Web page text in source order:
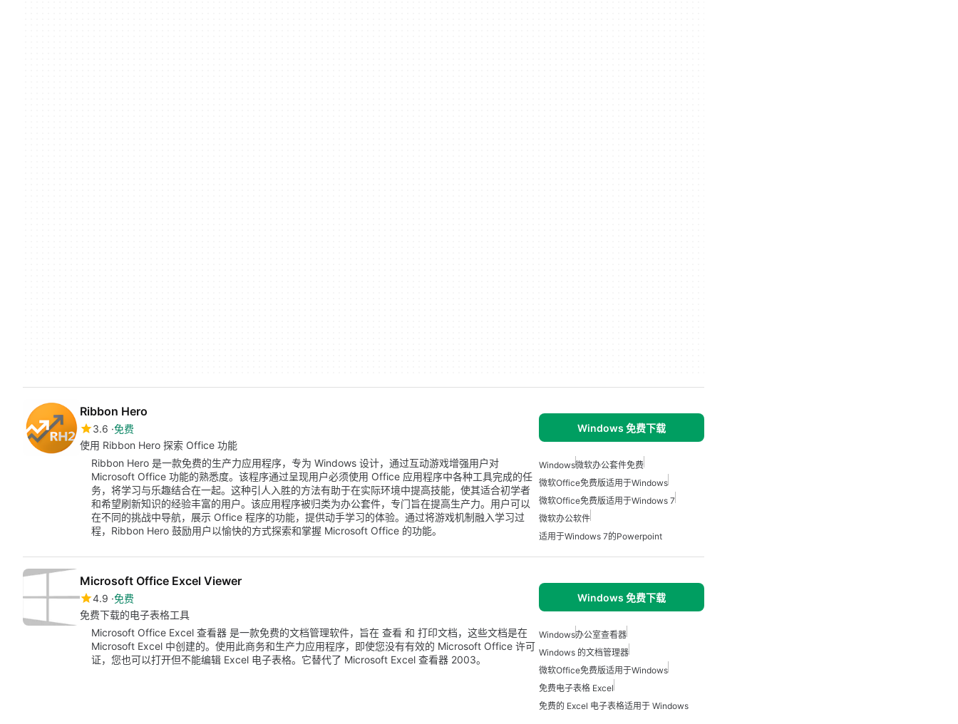
Ribbon Hero
3.6 免费
使用 Ribbon Hero 探索 Office 功能
Windows 免费下载
Ribbon Hero 是一款免费的生产力应用程序，专为 Windows 设计，通过互动游戏增强用户对
Microsoft Office 功能的熟悉度。该程序通过呈现用户必须使用 Office 应用程序中各种工具完成的任
务，将学习与乐趣结合在一起。这种引人入胜的方法有助于在实际环境中提高技能，使其适合初学者
和希望刷新知识的经验丰富的用户。该应用程序被归类为办公套件，专门旨在提高生产力。用户可以
在不同的挑战中导航，展示 Office 程序的功能，提供动手学习的体验。通过将游戏机制融入学习过
程，Ribbon Hero 鼓励用户以愉快的方式探索和掌握 Microsoft Office 的功能。
Windows微软办公套件免费
微软Office免费版适用于Windows
微软Office免费版适用于Windows 7
微软办公软件
适用于Windows 7的Powerpoint
Microsoft Office Excel Viewer
4.9 免费
免费下载的电子表格工具
Windows 免费下载
Microsoft Office Excel 查看器 是一款免费的文档管理软件，旨在 查看 和 打印文档，这些文档是在
Microsoft Excel 中创建的。使用此商务和生产力应用程序，即使您没有有效的 Microsoft Office 许可
证，您也可以打开但不能编辑 Excel 电子表格。它替代了 Microsoft Excel 查看器 2003。
Windows办公室查看器
Windows 的文档管理器
微软Office免费版适用于Windows
免费电子表格 Excel
免费的 Excel 电子表格适用于 Windows